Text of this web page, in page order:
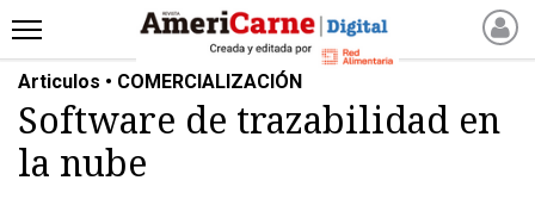
INICIO
NOTICIAS RECIENTES
NOTICIAS
Articulos • COMERCIALIZACIÓN
Software de trazabilidad en
la nube